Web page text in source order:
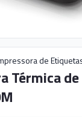
de
Térmica